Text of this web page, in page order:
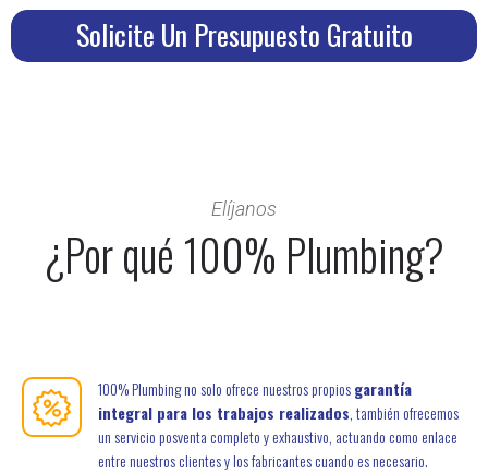
Solicite Un Presupuesto Gratuito
Elíjanos
¿Por qué 100% Plumbing?
100% Plumbing no solo ofrece nuestros propiosgarantía
integral para los trabajos realizados, también ofrecemos
un servicio posventa completo y exhaustivo, actuando como enlace
entre nuestros clientes y los fabricantes cuando es necesario.